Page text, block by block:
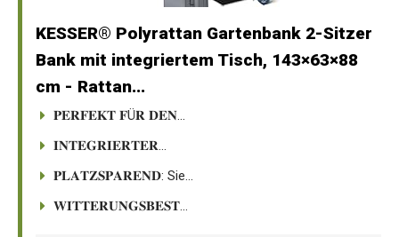
KESSER® Polyrattan Gartenbank 2-Sitzer
Bank mit integriertem Tisch, 143×63×88
cm - Rattan...
𝐏𝐄𝐑𝐅𝐄𝐊𝐓 𝐅Ü𝐑 𝐃𝐄𝐍...
𝐈𝐍𝐓𝐄𝐆𝐑𝐈𝐄𝐑𝐓𝐄𝐑...
𝐏𝐋𝐀𝐓𝐙𝐒𝐏𝐀𝐑𝐄𝐍𝐃: Sie...
𝐖𝐈𝐓𝐓𝐄𝐑𝐔𝐍𝐆𝐒𝐁𝐄𝐒𝐓...